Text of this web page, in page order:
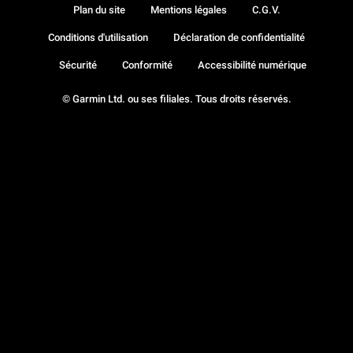
© Garmin Ltd. ou ses filiales. Tous droits réservés.
Plan du site Mentions légales C.G.V.
Conditions d'utilisation Déclaration de confidentialité
Sécurité Conformité Accessibilité numérique